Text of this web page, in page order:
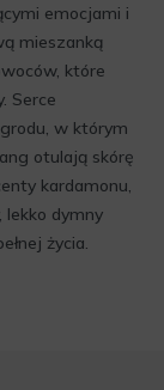
emocjami i
mieszanką
które
Serce
w którym
otulają skórę
kardamonu,
dymny
życia.